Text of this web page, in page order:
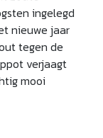
ingelegd
nieuwe jaar
tegen de
verjaagt
mooi